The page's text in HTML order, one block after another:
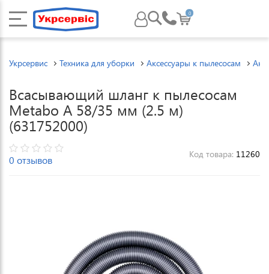
0
Укрсервис Техника для уборки Аксессуары к пылесосам
Всасывающий шланг к пылесосам
Metabo A 58/35 мм (2.5 м)
(631752000)
0 отзывов Код товара: 11260